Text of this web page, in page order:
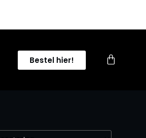
Bestel hier!
0